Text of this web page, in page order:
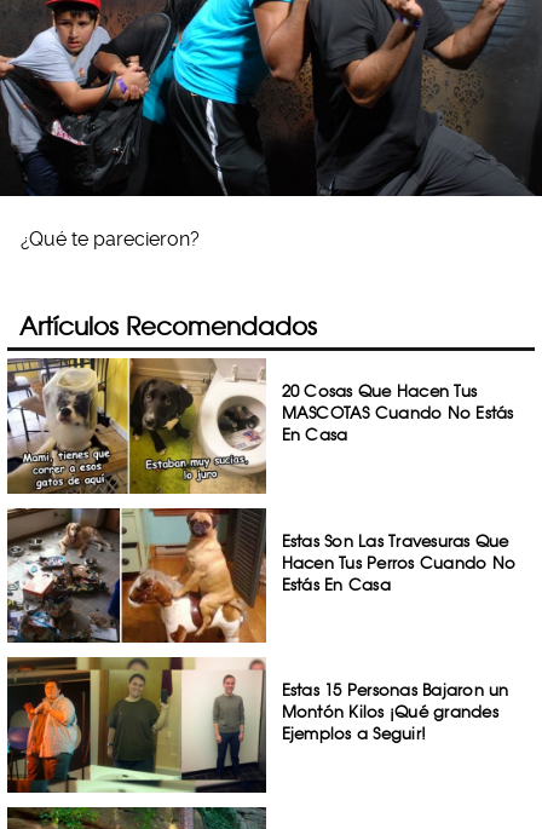
¿Qué te parecieron?
Artículos Recomendados
20 Cosas Que Hacen Tus
MASCOTAS Cuando No Estás
En Casa
Estas Son Las Travesuras Que
Hacen Tus Perros Cuando No
Estás En Casa
Estas 15 Personas Bajaron un
Montón Kilos ¡Qué grandes
Ejemplos a Seguir!